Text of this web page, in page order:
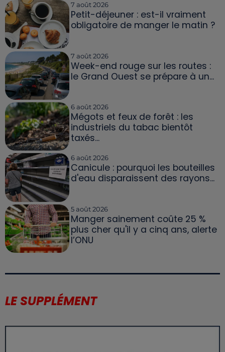
7 août 2026
Petit-déjeuner : est-il vraiment
obligatoire de manger le matin ?
7 août 2026
Week-end rouge sur les routes :
le Grand Ouest se prépare à un...
6 août 2026
Mégots et feux de forêt : les
industriels du tabac bientôt
taxés...
6 août 2026
Canicule : pourquoi les bouteilles
d'eau disparaissent des rayons...
5 août 2026
Manger sainement coûte 25 %
plus cher qu'il y a cinq ans, alerte
l’ONU
LE SUPPLÉMENT